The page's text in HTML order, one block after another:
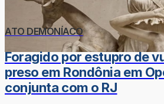
ATO DEMONÍACO
Foragido por estupro de
preso em Rondônia em
conjunta com o RJ